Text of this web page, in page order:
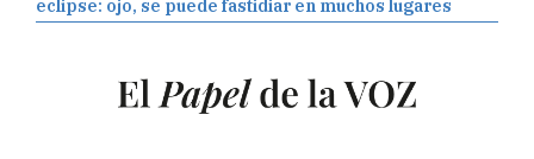
eclipse: ojo, se puede fastidiar en muchos lugares